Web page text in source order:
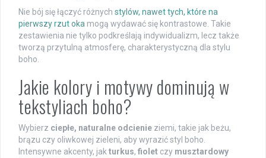
Nie bój się łączyć różnych stylów, nawet tych, które na
pierwszy rzut oka mogą wydawać się kontrastowe. Takie
zestawienia nie tylko podkreślają indywidualizm, lecz także
tworzą przytulną atmosferę, charakterystyczną dla stylu
boho.
Jakie kolory i motywy dominują w
tekstyliach boho?
Wybierz ciepłe, naturalne odcienie ziemi, takie jak beżu,
brązu czy oliwkowej zieleni, aby wyrazić styl boho.
Intensywne akcenty, jakturkus, fiolet czy musztardowy